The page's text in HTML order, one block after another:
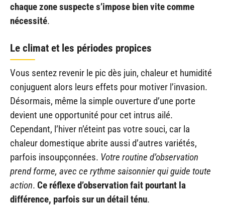
chaque zone suspecte s’impose bien vite comme
nécessité.
Le climat et les périodes propices
Vous sentez revenir le pic dès juin, chaleur et humidité
conjuguent alors leurs effets pour motiver l’invasion.
Désormais, même la simple ouverture d’une porte
devient une opportunité pour cet intrus ailé.
Cependant, l’hiver n’éteint pas votre souci, car la
chaleur domestique abrite aussi d’autres variétés,
parfois insoupçonnées. Votre routine d’observation
prend forme, avec ce rythme saisonnier qui guide toute
action. Ce réflexe d’observation fait pourtant la
différence, parfois sur un détail ténu.